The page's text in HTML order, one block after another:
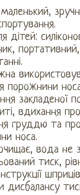
дітей:
порожнини
закладеної
вдихання
груддю та
носа.
вода не
тиск,
дисбалансу